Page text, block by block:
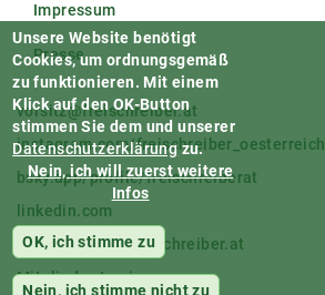
Impressum
Presse
vorsitz@freischreiber.at
instagram.com/freischreiber_oesterreich
bsky.app/profile/freischreiberat
linkedin.com
facebook.com/freischreiber.at
Mitglieder-Login
Unsere Website benötigt
Cookies, um ordnungsgemäß
zu funktionieren. Mit einem
Klick auf den OK-Button
stimmen Sie dem und unserer
Datenschutzerklärungzu.
Nein, ich will zuerst weitere
Infos
OK, ich stimme zu
Nein, ich stimme nicht zu